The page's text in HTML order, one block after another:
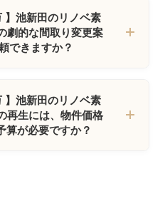
】池新田のリノベ素
劇的な間取り変更案
できますか？
】池新田のリノベ素
再生には、物件価格
算が必要ですか？